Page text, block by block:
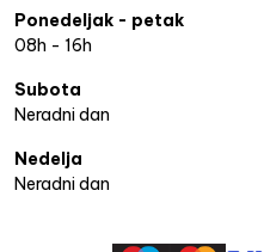
Ponedeljak - petak
08h - 16h
Subota
Neradni dan
Nedelja
Neradni dan